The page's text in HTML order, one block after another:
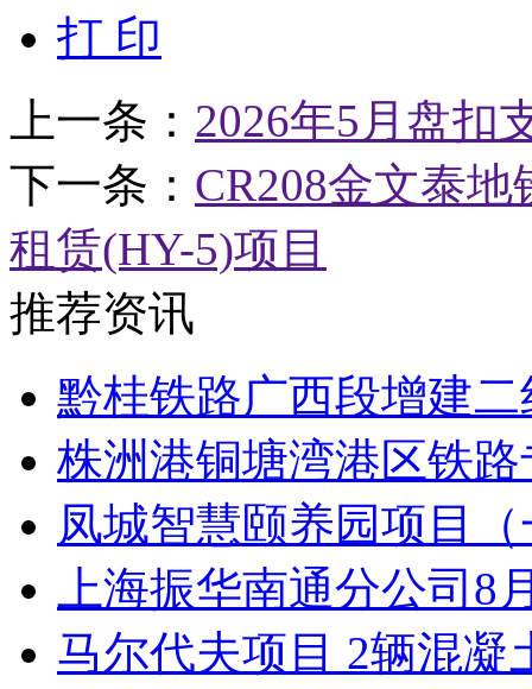
打 印
上一条： 2026年5月盘扣
下一条： CR208金文泰
租赁(HY-5)项目
推荐资讯
黔桂铁路广西段增建二
株洲港铜塘湾港区铁
凤城智慧颐养园项目
上海振华南通分公司8
马尔代夫项目 2辆混凝